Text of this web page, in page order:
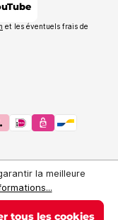
et les éventuels frais de
la meilleure
tous les cookies